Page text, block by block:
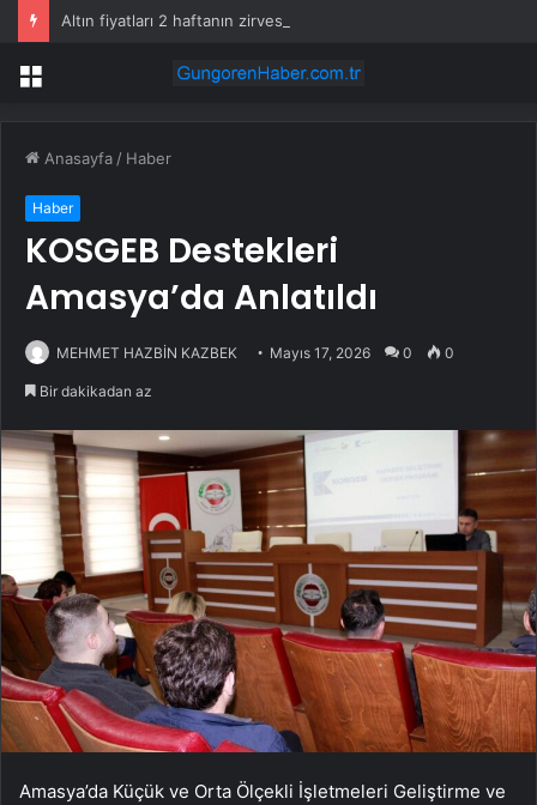
Altın fiyatları 2 haftanın zirvesine yerleşti
Menü
Anasayfa / Haber
Haber
KOSGEB Destekleri
Amasya’da Anlatıldı
MEHMET HAZBİN KAZBEK Mayıs 17, 2026 0 0
Bir dakikadan az
Amasya’da Küçük ve Orta Ölçekli İşletmeleri Geliştirme ve